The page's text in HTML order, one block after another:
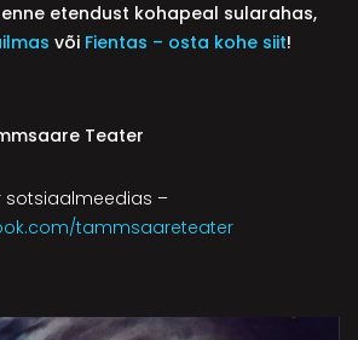
etendust kohapeal sularahas,
või Fientas – osta kohe siit!
Teater
sotsiaalmeedias –
tammsaareteater